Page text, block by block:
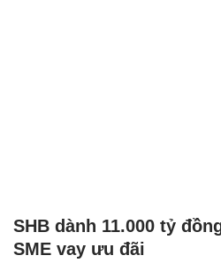
SHB dành 11.000 tỷ
SME vay ưu đãi